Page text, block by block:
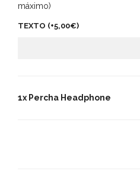
máximo)
TEXTO (+5,00€)
1x Percha Headphone